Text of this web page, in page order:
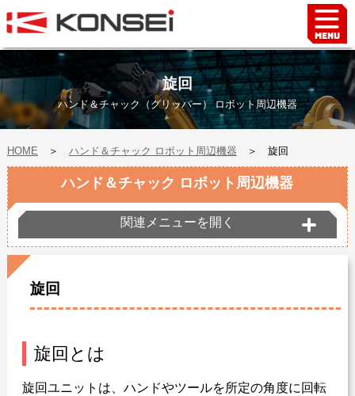
旋回
ハンド＆チャック（グリッパー） ロボット周辺機器
HOME ＞ ハンド＆チャック ロボット周辺機器 ＞ 旋回
旋回
旋回とは
旋回ユニットは、ハンドやツールを所定の角度に回転
ハンド＆チャック ロボット周辺機器
関連メニューを開く
Home
ハンド＆チャックロボット周辺機器
FAシステム
スマートファクトリーLabo
自動車部品
企業情報
会社沿革
事業所案内
ショールーム
最新情報
カタログダウンロード